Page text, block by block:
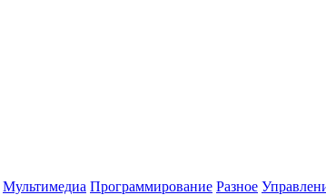
Мультимедиа Программирование Разное